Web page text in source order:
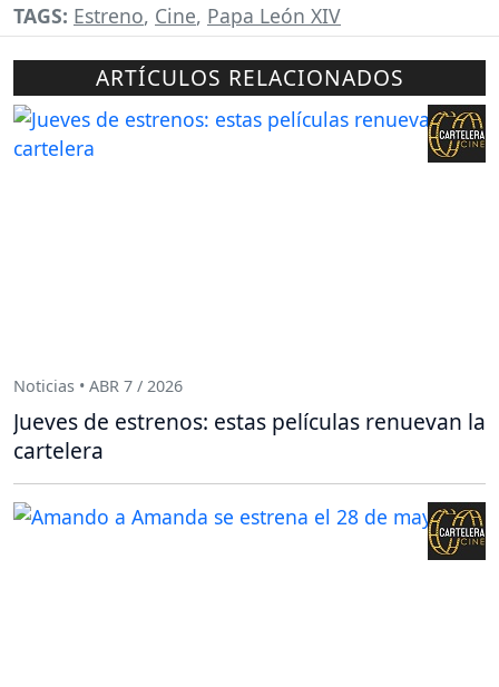
TAGS: Estreno, Cine, Papa León XIV
ARTÍCULOS RELACIONADOS
Noticias • ABR 7 / 2026
Jueves de estrenos: estas películas renuevan la
cartelera